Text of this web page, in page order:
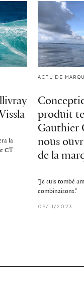
la
CT
ACTU DE
produit
Gauthier
nous
de la
"Je suis tombé
combinaisons."
09/11/2023